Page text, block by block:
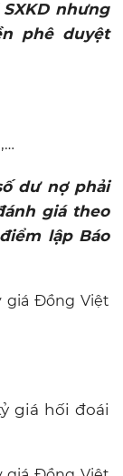
nhưng
phê duyệt
dư nợ phải
giá theo
lập Báo
giá Đồng Việt
giá hối đoái